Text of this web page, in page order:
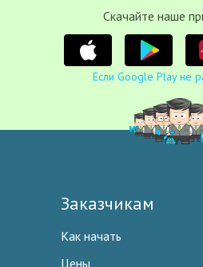
Cкачайте наше
Если Google Play не
Заказчикам
Как начать
Цены